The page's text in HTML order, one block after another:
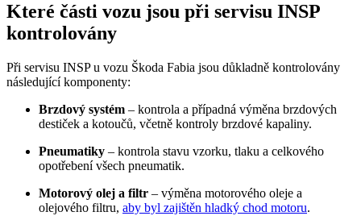
Které části vozu jsou při servisu INSP
kontrolovány
Při servisu INSP u vozu Škoda Fabia jsou důkladně kontrolovány
následující komponenty:
Brzdový systém – kontrola a případná výměna brzdových
destiček a kotoučů, včetně kontroly brzdové kapaliny.
Pneumatiky – kontrola stavu vzorku, tlaku a celkového
opotřebení všech pneumatik.
Motorový olej a filtr – výměna motorového oleje a
olejového filtru, aby byl zajištěn hladký chod motoru.